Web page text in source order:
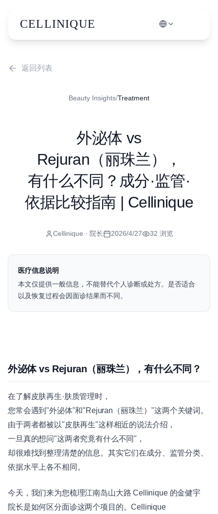
CELLINIQUE
返回列表
Beauty Insights/Treatment
外泌体 vs
Rejuran（丽珠兰），
有什么不同？成分·监管·
依据比较指南 | Cellinique
Cellinique · 院长 2026/4/27 32 浏览
医疗信息说明
本文仅提供一般信息，不能替代个人诊断或处方。是否适合
以及恢复过程会因面诊结果而不同。
外泌体 vs Rejuran（丽珠兰），有什么不同？
在了解皮肤再生·肤质管理时，
您常会遇到"外泌体"和"Rejuran（丽珠兰）"这两个关键词。
由于两者都被以"皮肤再生"这样相近的说法介绍，
一旦真的想问"这两者究竟有什么不同"，
却很难找到整理清楚的信息。其实它们在成分、监管分类、
依据水平上各不相同。
今天，我们来为您梳理江南岛山大路 Cellinique 的金健宇
院长是如何区分面诊这两个项目的。Cellinique